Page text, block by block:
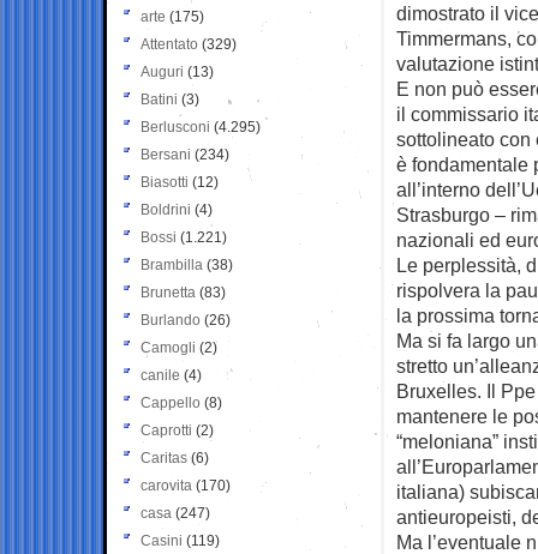
dimostrato il
Timmermans,
valutazione
E non può
il commissario
sottolineato con
è fondamentale
all’interno
Strasburgo –
nazionali ed
Le perplessità,
rispolvera la
la prossima
Ma si fa largo
stretto
Bruxelles. Il
mantenere le
“meloniana”
italiana)
antieuropeisti,
Ma l’eventuale
arte (175)
Attentato (329)
Auguri (13)
Batini (3)
Berlusconi (4.295)
Bersani (234)
Biasotti (12)
Boldrini (4)
Bossi (1.221)
Brambilla (38)
Brunetta (83)
Burlando (26)
Camogli (2)
canile (4)
Cappello (8)
Caprotti (2)
Caritas (6)
carovita (170)
casa (247)
Casini (119)